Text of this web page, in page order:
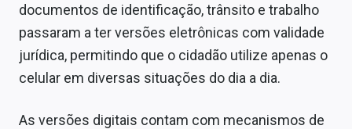
Conteúdo de Marca
Sobre
Expediente
documentos de identificação, trânsito e trabalho
passaram a ter versões eletrônicas com validade
jurídica, permitindo que o cidadão utilize apenas o
celular em diversas situações do dia a dia.
As versões digitais contam com mecanismos de